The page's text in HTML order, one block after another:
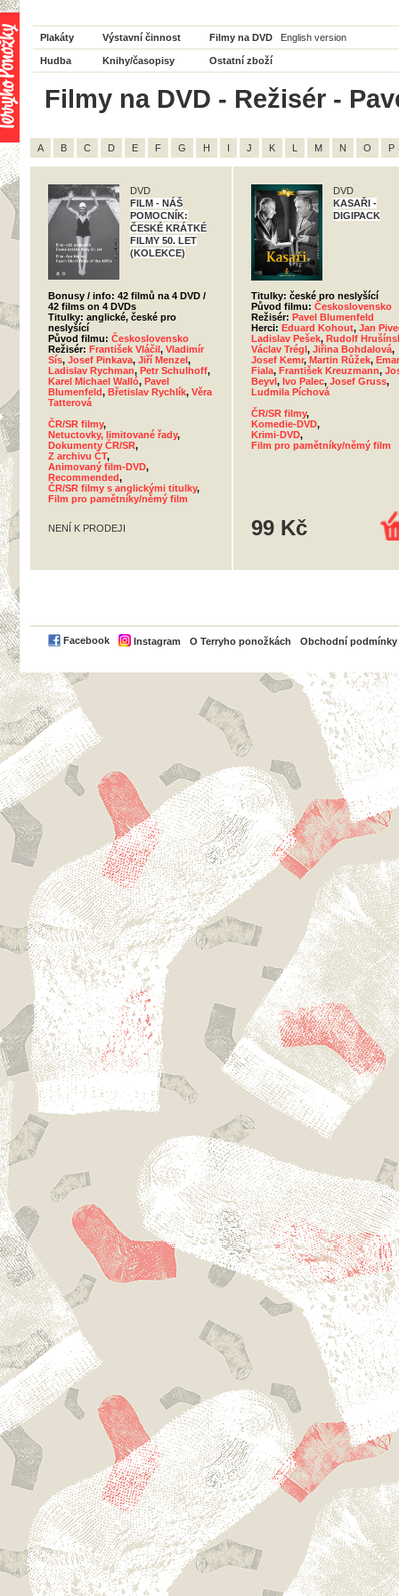
Plakáty Výstavní činnost Filmy na DVD English version
Hudba Knihy/časopisy Ostatní zboží
Filmy na DVD - Režisér -
A B C D E F G H I J K L M N O P
DVD
FILM - NÁŠ
POMOCNÍK:
ČESKÉ KRÁTKÉ
FILMY 50. LET
(KOLEKCE)
Bonusy / info: 42 filmů na 4 DVD /
42 films on 4 DVDs
Titulky: anglické, české pro
neslyšící
Původ filmu: Československo
Režisér: František Vláčil, Vladimír
Sís, Josef Pinkava, Jiří Menzel,
Ladislav Rychman, Petr Schulhoff,
Karel Michael Walló, Pavel
Blumenfeld, Břetislav Rychlík, Věra
Tatterová
ČR/SR filmy,
Netuctovky, limitované řady,
Dokumenty ČR/SR,
Z archivu ČT,
Animovaný film-DVD,
Recommended,
ČR/SR filmy s anglickými titulky,
Film pro pamětníky/němý film
NENÍ K PRODEJI
DVD
KASAŘI -
DIGIPACK
Titulky: české pro neslyšící
Původ filmu: Československo
Režisér: Pavel Blumenfeld
Herci: Eduard Kohout, Jan
Ladislav Pešek, Rudolf
Václav Trégl, Jiřina Bohdalová,
Josef Kemr, Martin Růžek,
Fiala, František Kreuzmann,
Beyvl, Ivo Palec, Josef Gruss,
Ludmila Píchová
ČR/SR filmy,
Komedie-DVD,
Krimi-DVD,
Film pro pamětníky/němý film
99 Kč
Facebook Instagram O Terryho ponožkách Obchodní podmínky
PayPal